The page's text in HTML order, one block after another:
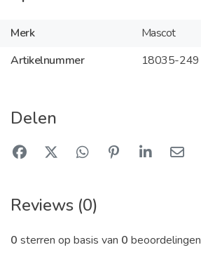
Merk
Mascot
Artikelnummer
18035-249
Delen
Reviews (0)
0 sterren op basis van 0 beoordelingen